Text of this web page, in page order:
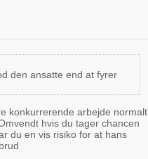
den ansatte end at fyrer
konkurrerende arbejde normalt
hvis du tager chancen
du en vis risiko for at hans